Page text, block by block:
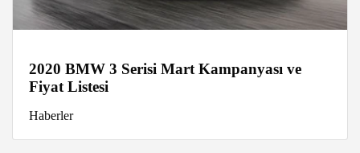
2020 BMW 3 Serisi Mart Kampanyası ve
Fiyat Listesi
Haberler